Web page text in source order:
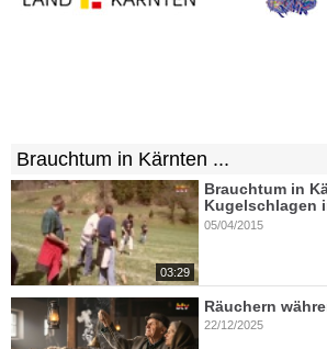
Brauchtum in Kärnten ...
03:29
Brauchtum in
Kugelschlagen
05/04/2015
Räuchern
22/12/2025